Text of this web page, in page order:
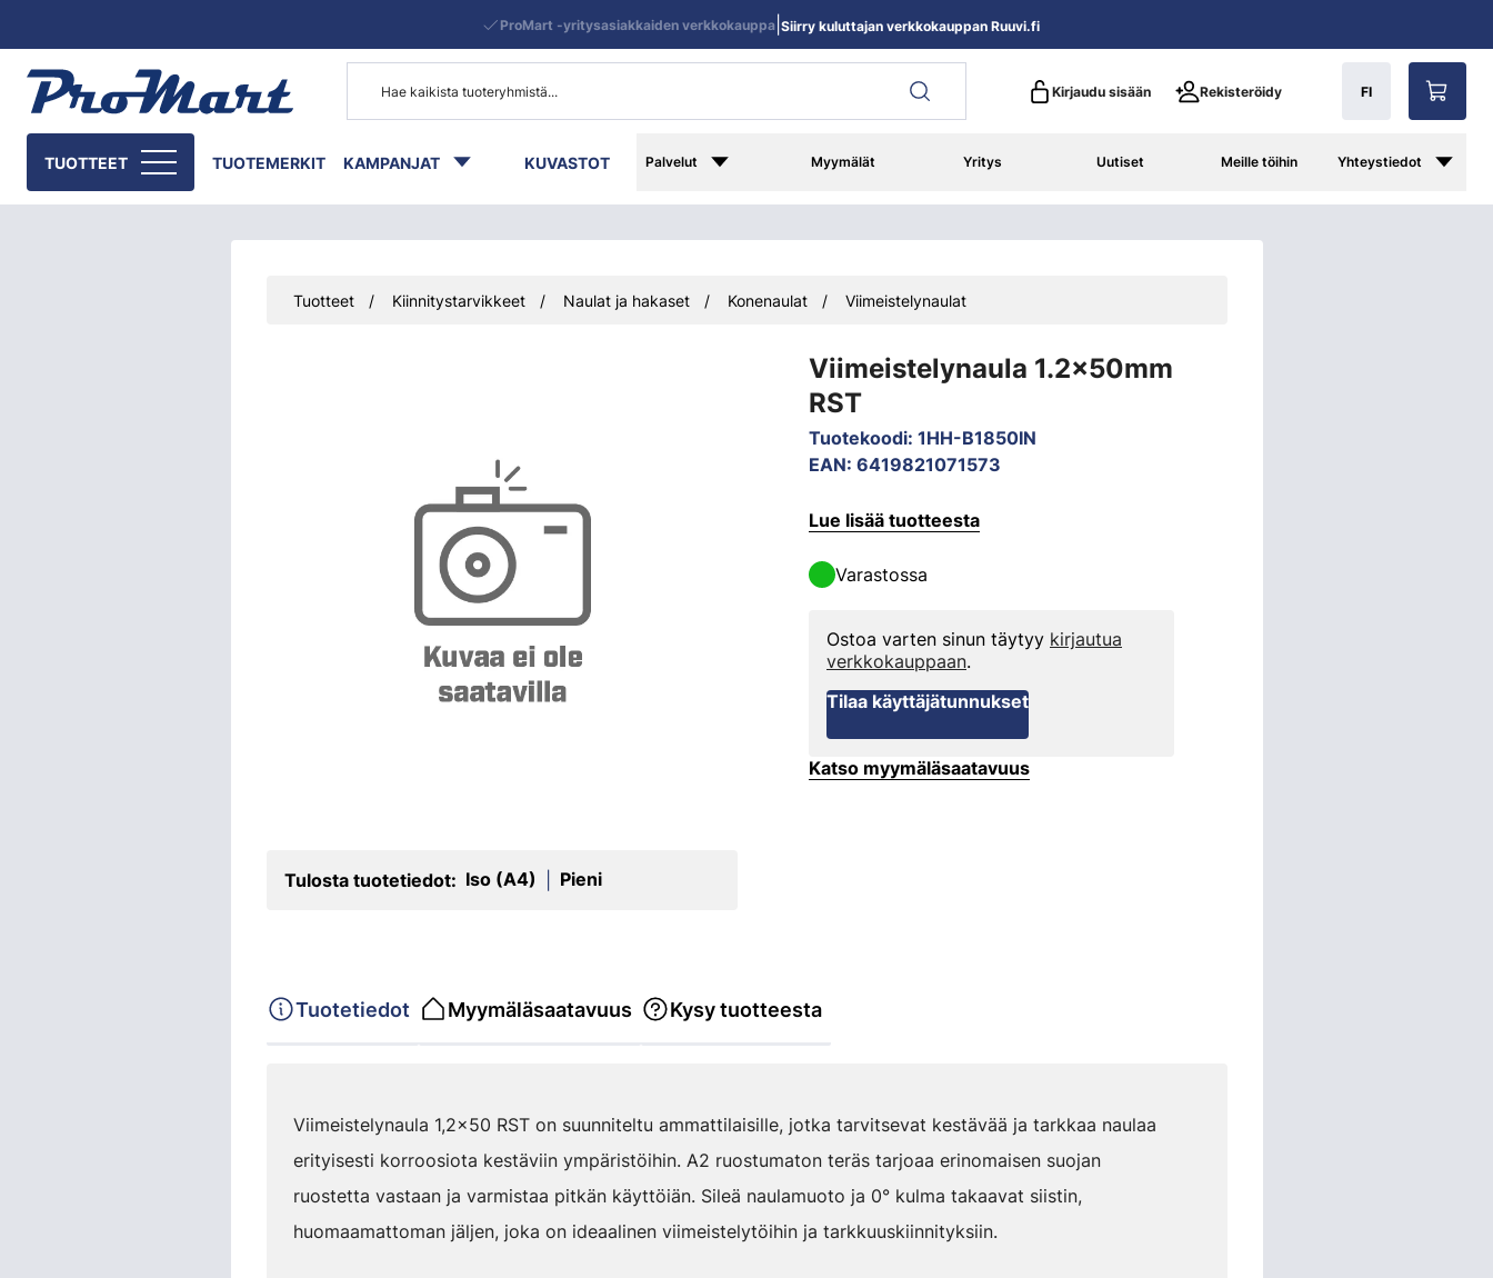
Kirjaudu sisään Rekisteröidy FI
TUOTTEET TUOTEMERKIT KAMPANJAT KUVASTOT Palvelut Myymälät Yritys Uutiset Meille töihin Yhteystiedot
ProMart -yritysasiakkaiden verkkokauppa| Siirry kuluttajan verkkokauppan Ruuvi.fi
Tuotteet Kiinnitystarvikkeet Naulat ja hakaset Konenaulat Viimeistelynaulat
Viimeistelynaula 1.2x50mm
RST
Tuotekoodi: 1HH-B1850IN
EAN: 6419821071573
Tulosta tuotetiedot: Iso (A4) Pieni
Lue lisää tuotteesta
Varastossa
Ostoa varten sinun täytyy kirjautua
verkkokauppaan.
Tilaa käyttäjätunnukset
Katso myymäläsaatavuus
Tuotetiedot Myymäläsaatavuus Kysy tuotteesta
Viimeistelynaula 1,2x50 RST on suunniteltu ammattilaisille, jotka tarvitsevat kestävää ja tarkkaa naulaa
erityisesti korroosiota kestäviin ympäristöihin. A2 ruostumaton teräs tarjoaa erinomaisen suojan
ruostetta vastaan ja varmistaa pitkän käyttöiän. Sileä naulamuoto ja 0° kulma takaavat siistin,
huomaamattoman jäljen, joka on ideaalinen viimeistelytöihin ja tarkkuuskiinnityksiin.